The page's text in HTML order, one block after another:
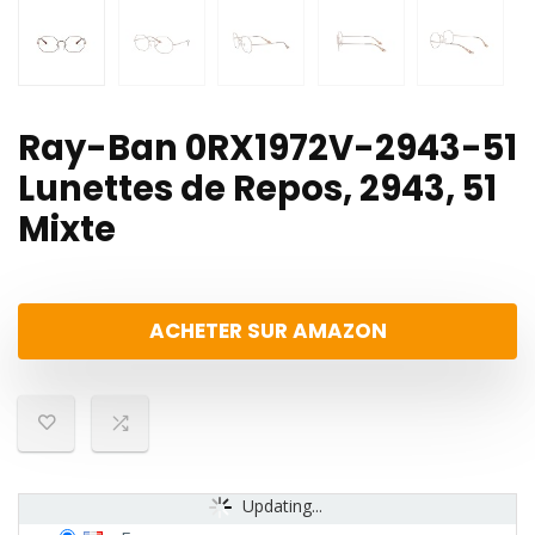
Ray-Ban 0RX1972V-2943-51
Lunettes de Repos, 2943, 51
Mixte
ACHETER SUR AMAZON
Updating...